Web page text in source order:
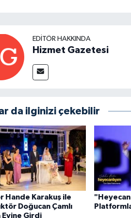
EDITÖR HAKKINDA
Hizmet Gazetesi
da ilginizi çekebilir
Hande Karakuş ile
Doğucan Çamlı
Evine Girdi